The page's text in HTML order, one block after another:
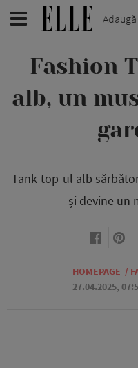
Fashion
alb, un
Tank-top-ul alb
și devine un
HOMEPAGE /
27.04.2025,